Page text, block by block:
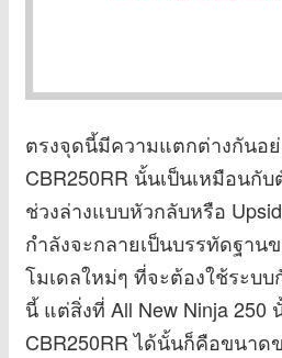
ตรงจุดนี้มีความแตกต่างกันอย่
CBR250RR นั้นเป็นเหมือนกั
ช่วงล่างแบบหัวกลับหรือ
กำลังจะกลายเป็นบรรทัดฐาน
โมเดลใหม่ๆ ที่จะต้องใช้ระบ
นี้ แต่สิ่งที่ All New Ninja 250
CBR250RR ได้นั้นก็คือขนา